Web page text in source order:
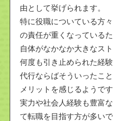
由として挙げられます。
特に役職についている方
の責任が重くなっている
自体がなかなか大きなス
何度も引き止められた経
代行ならばそういったこ
メリットを感じるようです
実力や社会人経験も豊富
て転職を目指す方が多いで